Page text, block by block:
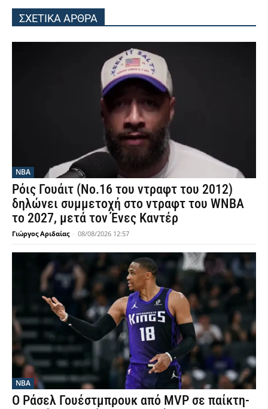
ΣΧΕΤΙΚΑ ΑΡΘΡΑ
NBA
Ρόις Γουάιτ (Νο.16 του ντραφτ του 2012)
δηλώνει συμμετοχή στο ντραφτ του WNBA
το 2027, μετά τον Ένες Καντέρ
Γιώργος Αριδαίας - 08/08/2026 12:57
NBA
Ο Ράσελ Γουέστμπρουκ από MVP σε παίκτη-